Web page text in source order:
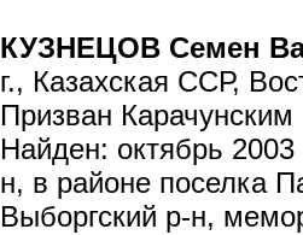
КУЗНЕЦОВ Семен
г., Казахская ССР,
Призван
Найден: октябрь
н, в районе поселка
Выборгский р-н,